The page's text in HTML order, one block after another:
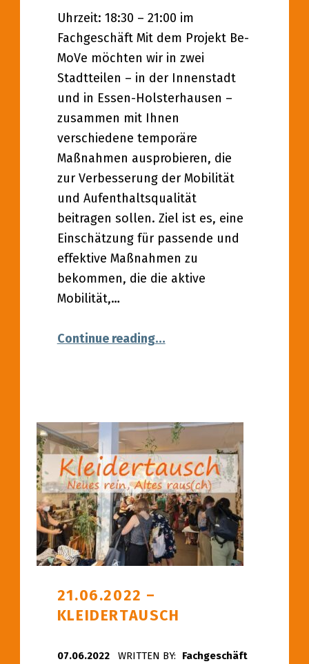
Uhrzeit: 18:30 – 21:00 im
Fachgeschäft Mit dem Projekt Be-
MoVe möchten wir in zwei
Stadtteilen – in der Innenstadt
und in Essen-Holsterhausen –
zusammen mit Ihnen
verschiedene temporäre
Maßnahmen ausprobieren, die
zur Verbesserung der Mobilität
und Aufenthaltsqualität
beitragen sollen. Ziel ist es, eine
Einschätzung für passende und
effektive Maßnahmen zu
bekommen, die die aktive
Mobilität,…
Continue reading…
21.06.2022 –
KLEIDERTAUSCH
07.06.2022 WRITTEN BY: Fachgeschäft